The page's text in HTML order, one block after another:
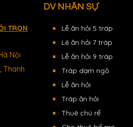
TRỌN
Nội
Thanh
DV NHÂN SỰ
Lễ ăn hỏi 5 tráp
Lê ăn hỏi 7 tráp
Lễ ăn hỏi 9 tráp
Tráp dạm ngõ
Lễ ăn hỏi
Tráp ăn hỏi
Thuê chú rể